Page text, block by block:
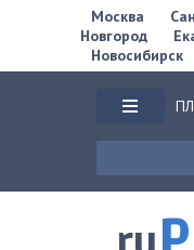
Москва
Новгород
Новосибирск